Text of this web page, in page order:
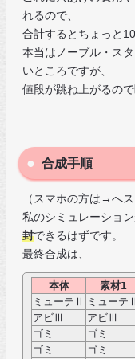
れるので、
合計するとちょっと
本当はノーブル・ス
いところですが、
値段が跳ね上がるの
合成手順
（スマホの方は→へ
私のシミュレーショ
封できるはずです。
最終合成は、
本体 素材1
ミューテⅡ
ミューテⅡ
アビⅢ
アビⅢ
ゴミ
ゴミ
ゴミ
ゴミ